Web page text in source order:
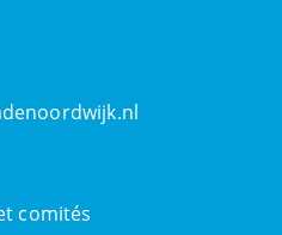
comités